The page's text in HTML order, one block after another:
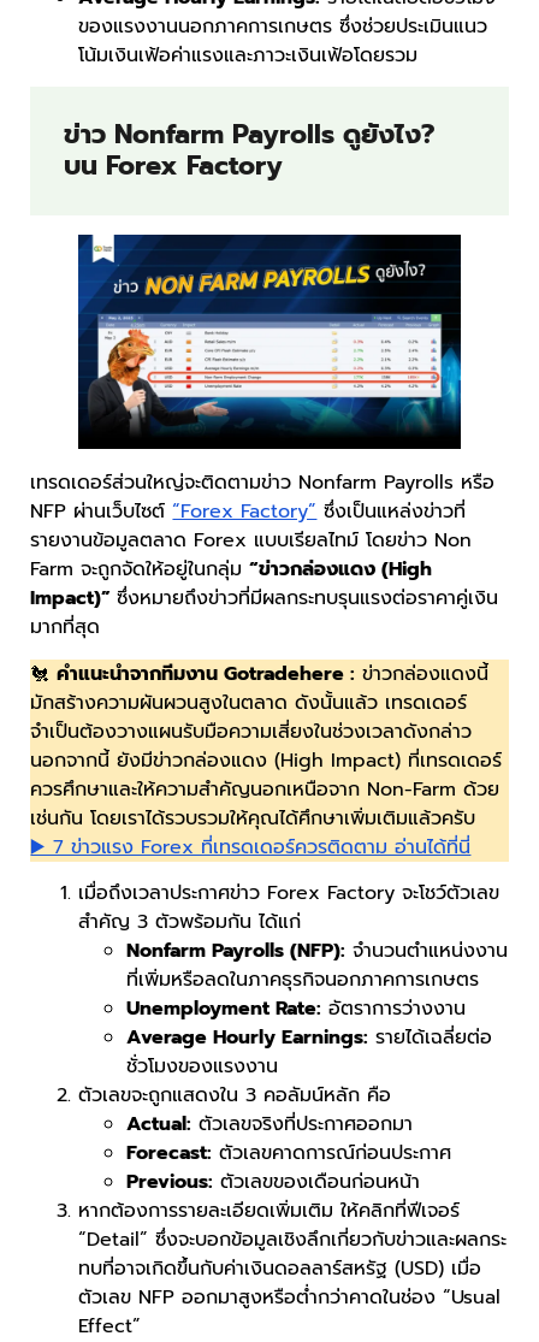
ของแรงงานนอกภาคการเกษตร ซึ่งช่วยประเมินแนว
โน้มเงินเฟ้อค่าแรงและภาวะเงินเฟ้อโดยรวม
ข่าว Nonfarm Payrolls ดูยังไง?
บน Forex Factory
เทรดเดอร์ส่วนใหญ่จะติดตามข่าว Nonfarm Payrolls หรือ
NFP ผ่านเว็บไซต์“Forex Factory”ซึ่งเป็นแหล่งข่าวที่
รายงานข้อมูลตลาด Forex แบบเรียลไทม์ โดยข่าว Non
Farm จะถูกจัดให้อยู่ในกลุ่ม“ข่าวกล่องแดง (High
Impact)”ซึ่งหมายถึงข่าวที่มีผลกระทบรุนแรงต่อราคาคู่เงิน
มากที่สุด
🐔คำแนะนำจากทีมงาน Gotradehere : ข่าวกล่องแดงนี้
มักสร้างความผันผวนสูงในตลาด ดังนั้นแล้ว เทรดเดอร์
จำเป็นต้องวางแผนรับมือความเสี่ยงในช่วงเวลาดังกล่าว
นอกจากนี้ ยังมีข่าวกล่องแดง (High Impact) ที่เทรดเดอร์
ควรศึกษาและให้ความสำคัญนอกเหนือจาก Non-Farm ด้วย
เช่นกัน โดยเราได้รวบรวมให้คุณได้ศึกษาเพิ่มเติมแล้วครับ
▶️ 7 ข่าวแรง Forex ที่เทรดเดอร์ควรติดตาม อ่านได้ที่นี่
เมื่อถึงเวลาประกาศข่าว Forex Factory จะโชว์ตัวเลข
สำคัญ 3 ตัวพร้อมกัน ได้แก่
Nonfarm Payrolls (NFP): จำนวนตำแหน่งงาน
ที่เพิ่มหรือลดในภาคธุรกิจนอกภาคการเกษตร
Unemployment Rate: อัตราการว่างงาน
Average Hourly Earnings: รายได้เฉลี่ยต่อ
ชั่วโมงของแรงงาน
ตัวเลขจะถูกแสดงใน 3 คอลัมน์หลัก คือ
Actual: ตัวเลขจริงที่ประกาศออกมา
Forecast: ตัวเลขคาดการณ์ก่อนประกาศ
Previous: ตัวเลขของเดือนก่อนหน้า
หากต้องการรายละเอียดเพิ่มเติม ให้คลิกที่ฟีเจอร์
“Detail” ซึ่งจะบอกข้อมูลเชิงลึกเกี่ยวกับข่าวและผลกระ
ทบที่อาจเกิดขึ้นกับค่าเงินดอลลาร์สหรัฐ (USD) เมื่อ
ตัวเลข NFP ออกมาสูงหรือต่ำกว่าคาดในช่อง “Usual
Effect”